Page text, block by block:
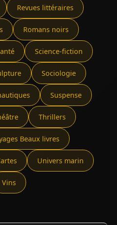
Revues littéraires
Romans noirs
Science-fiction
Sociologie
Suspense
Thrillers
Beaux livres
Univers marin
Vins